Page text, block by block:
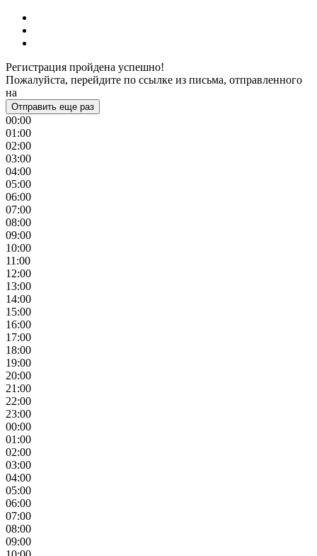
Регистрация пройдена успешно!
Пожалуйста, перейдите по ссылке из письма, отправленного
на
Отправить еще раз
00:00
01:00
02:00
03:00
04:00
05:00
06:00
07:00
08:00
09:00
10:00
11:00
12:00
13:00
14:00
15:00
16:00
17:00
18:00
19:00
20:00
21:00
22:00
23:00
00:00
01:00
02:00
03:00
04:00
05:00
06:00
07:00
08:00
09:00